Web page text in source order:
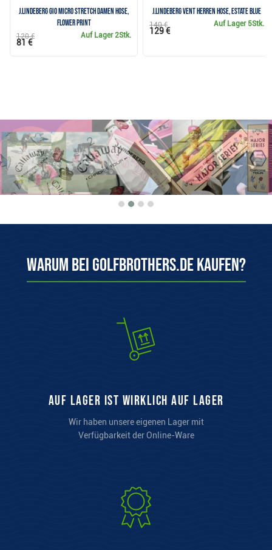
J.Lindeberg Gio Micro Stretch Damen Hose,
flower print
Auf Lager2Stk.
120 €
81 €
J.Lindeberg Vent Herren Hose, Estate Blue
Auf Lager 5Stk.
140 €
129 €
Warum bei Golfbrothers.de kaufen?
auf Lager ist wirklich auf Lager
Wir haben unsere eigenen Lager mit
Verfügbarkeit der Online-Ware